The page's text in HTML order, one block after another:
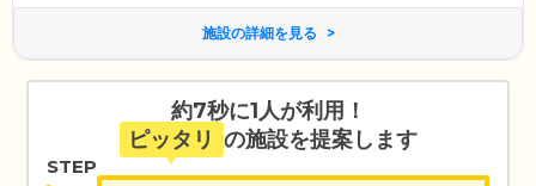
施設の詳細を見る
約7秒に1人が利用！
ピッタリ の施設を提案します
STEP